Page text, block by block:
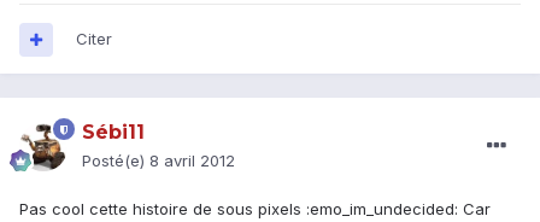
Citer
Sébi11
Posté(e) 8 avril 2012
Pas cool cette histoire de sous pixels :emo_im_undecided: Car